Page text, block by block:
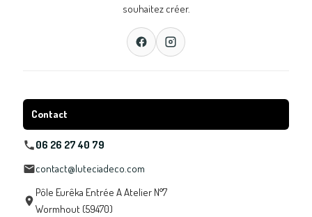
souhaitez créer.
Contact
06 26 27 40 79
contact@luteciadeco.com
Pôle Eurêka Entrée A Atelier N°7
Wormhout (59470)